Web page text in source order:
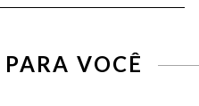
VOCÊ